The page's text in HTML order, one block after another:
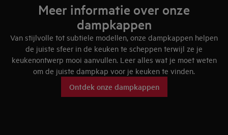
Meer informatie over onze
dampkappen
Van stijlvolle tot subtiele modellen, onze dampkappen helpen
de juiste sfeer in de keuken te scheppen terwijl ze je
keukenontwerp mooi aanvullen. Leer alles wat je moet weten
om de juiste dampkap voor je keuken te vinden.
Ontdek onze dampkappen